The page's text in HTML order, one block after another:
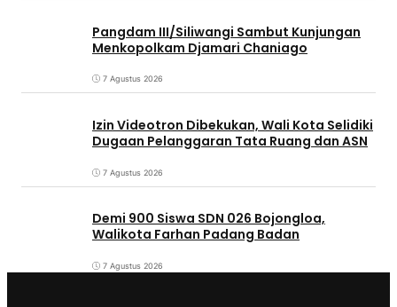
Pangdam III/Siliwangi Sambut Kunjungan
Menkopolkam Djamari Chaniago
7 Agustus 2026
Izin Videotron Dibekukan, Wali Kota Selidiki
Dugaan Pelanggaran Tata Ruang dan ASN
7 Agustus 2026
Demi 900 Siswa SDN 026 Bojongloa,
Walikota Farhan Padang Badan
7 Agustus 2026